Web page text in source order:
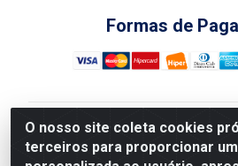
O nosso site coleta cookies
terceiros para proporcionar
Formas de
Nova Boni Distribuidora de Material
- Rua Alice Tibiriçá, 330 - Vila